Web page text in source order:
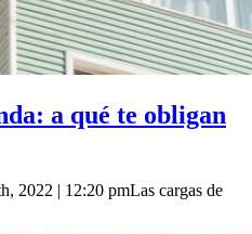
a qué te obligan
2022 | 12:20 pmLas cargas de